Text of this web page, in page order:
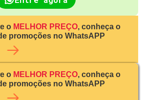
o MELHOR PREÇO, conheça o
promoções no WhatsAPP
o MELHOR PREÇO, conheça o
promoções no WhatsAPP